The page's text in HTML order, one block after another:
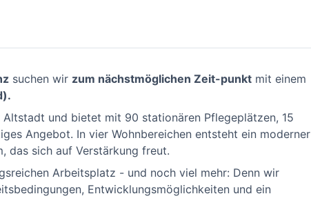
suchen wir zum nächstmöglichen Zeit-punkt mit einem
und bietet mit 90 stationären Pflegeplätzen, 15
Angebot. In vier Wohnbereichen entsteht ein moderner
das sich auf Verstärkung freut.
Arbeitsplatz - und noch viel mehr: Denn wir
Entwicklungsmöglichkeiten und ein